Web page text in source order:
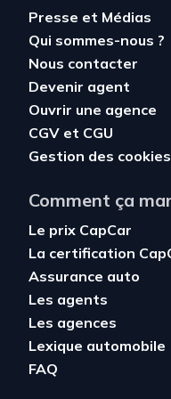
Presse et Médias
Qui sommes-nous ?
Nous contacter
Devenir agent
Ouvrir une agence
CGV et CGU
Gestion des cookies
Comment ça
Le prix CapCar
La certification
Assurance auto
Les agents
Les agences
Lexique automobile
FAQ